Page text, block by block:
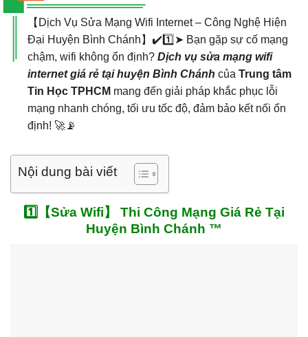
【Dịch Vụ Sửa Mạng Wifi Internet – Công Nghệ Hiện
Đại Huyện Bình Chánh】✔️1️⃣➤ Bạn gặp sự cố mạng
chậm, wifi không ổn định? Dịch vụ sửa mạng wifi
internet giá rẻ tại huyện Bình Chánh của Trung tâm
Tin Học TPHCM mang đến giải pháp khắc phục lỗi
mạng nhanh chóng, tối ưu tốc độ, đảm bảo kết nối ổn
định! 🚀📡
Nội dung bài viết
1️⃣【Sửa Wifi】 Thi Công Mạng Giá Rẻ Tại
Huyện Bình Chánh ™